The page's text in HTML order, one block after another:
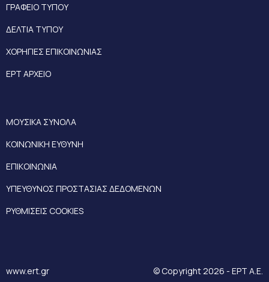
ΓΡΑΦΕΙΟ ΤΥΠΟΥ
ΔΕΛΤΙΑ ΤΥΠΟΥ
ΧΟΡΗΓΙΕΣ ΕΠΙΚΟΙΝΩΝΙΑΣ
ΕΡΤ ΑΡΧΕΙΟ
ΜΟΥΣΙΚΑ ΣΥΝΟΛΑ
ΚΟΙΝΩΝΙΚΗ ΕΥΘΥΝΗ
ΕΠΙΚΟΙΝΩΝΙΑ
ΥΠΕΥΘΥΝΟΣ ΠΡΟΣΤΑΣΙΑΣ ΔΕΔΟΜΕΝΩΝ
ΡΥΘΜΙΣΕΙΣ COOKIES
www.ert.gr © Copyright 2026 - ΕΡΤ Α.Ε.